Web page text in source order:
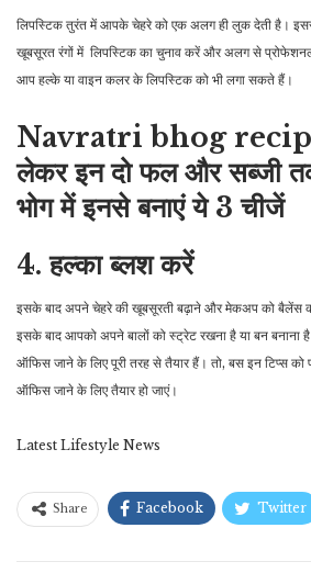
लिपस्टिक तुरंत में आपके चेहरे को एक अलग ही लुक देती है।
खूबसूरत रंगों में लिपस्टिक का चुनाव करें और अलग से
आप हल्के या वाइन कलर के लिपस्टिक को भी लगा सकते हैं।
Navratri bhog
लेकर इन दो फल और सब्जी
भोग में इनसे बनाएं ये 3 चीजें
4. हल्का ब्लश करें
इसके बाद अपने चेहरे की खूबसूरती बढ़ाने और मेकअप को बैलेंस
इसके बाद आपको अपने बालों को स्ट्रेट रखना है या बन
ऑफिस जाने के लिए पूरी तरह से तैयार हैं। तो, बस इन टिप्स
ऑफिस जाने के लिए तैयार हो जाएं।
Latest Lifestyle News
Share Facebook Twitter